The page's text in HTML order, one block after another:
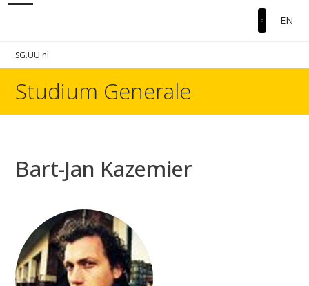
EN
SG.UU.nl
Studium Generale
Bart-Jan Kazemier